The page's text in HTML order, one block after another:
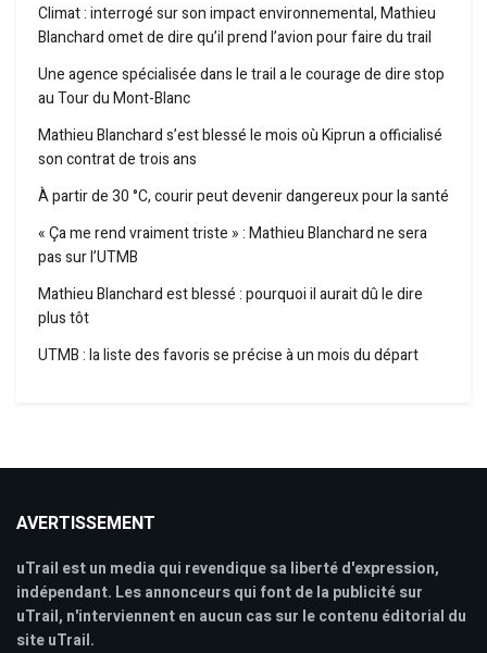
Climat : interrogé sur son impact environnemental, Mathieu
Blanchard omet de dire qu’il prend l’avion pour faire du trail
Une agence spécialisée dans le trail a le courage de dire stop
au Tour du Mont-Blanc
Mathieu Blanchard s’est blessé le mois où Kiprun a officialisé
son contrat de trois ans
À partir de 30 °C, courir peut devenir dangereux pour la santé
« Ça me rend vraiment triste » : Mathieu Blanchard ne sera
pas sur l’UTMB
Mathieu Blanchard est blessé : pourquoi il aurait dû le dire
plus tôt
UTMB : la liste des favoris se précise à un mois du départ
AVERTISSEMENT
uTrail est un media qui revendique sa liberté d'expression,
indépendant. Les annonceurs qui font de la publicité sur
uTrail, n'interviennent en aucun cas sur le contenu éditorial du
site uTrail.